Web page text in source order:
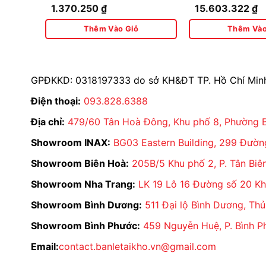
ĐẠI LÝ THIẾT BỊ VỆ SINH INAX BÁN LẺ
INAX Bán Lẻ Tại Kho
- Đại lý INAX chuyên
hãng và chất lượng uy tín số 1 tại Việt Nam.
nhanh chóng - Hỗ trợ khách hàng 24/7
Hotline:093 828 6388
Fanpage:facebook.com/
Youtube: youtube.com/@BANLETAIKHO-
Địa chỉ:
479/60 Tân Hòa Đông, Phường
BG03 Eastern Building, 299
Cụm kho: Kim Hằng, Ba Tơ, Phường 7,
Cụm kho quốc phòng: Đường Tăng Nhơn
1.370.250 ₫
Thêm Vào Giỏ
Ứng Dùng Pin
15.603.322₫
Thêm
GPĐKKD: 0318197333 do sở KH&ĐT TP. Hồ Chí
Điện thoại: 093.828.6388
Địa chỉ: 479/60 Tân Hoà Đông, Khu phố 8, Phường
Showroom INAX: BG03 Eastern Building, 299
Showroom Biên Hoà: 205B/5 Khu phố 2, P. Tân
Showroom Nha Trang: LK 19 Lô 16 Đường số 20
Showroom Bình Dương: 511 Đại lộ Bình Dương,
Showroom Bình Phước: 459 Nguyễn Huệ, P. Bình
Email:contact.banletaikho.vn@gmail.com